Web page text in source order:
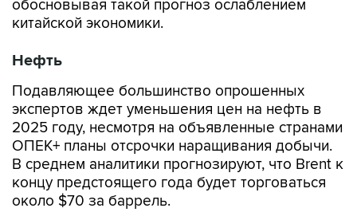
Нефть
Подавляющее большинство опрошенных
2025 году, несмотря на объявленные странами
ОПЕК+ планы отсрочки наращивания добычи.
В среднем аналитики прогнозируют, что Brent к
концу предстоящего года будет торговаться
около $70 за баррель.
Стоимость февральских фьючерсов на сорт